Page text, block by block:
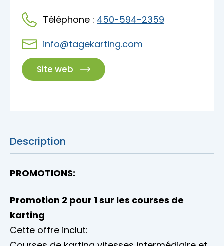
Nous joindre
Téléphone : 450-594-2359
info@tagekarting.com
Site web
Description
PROMOTIONS:
Promotion 2 pour 1 sur les courses de
karting
Cette offre inclut: